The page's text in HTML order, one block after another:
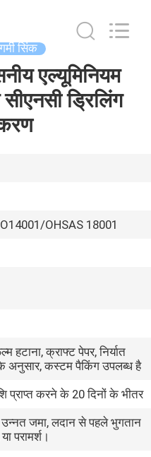
सिंक
एल्यूमिनियम
ड्रिलिंग
OHSAS 18001
हटाना, क्राफ्ट पेपर, निर्यात
अनुसार, कस्टम पैकिंग उपलब्ध है
प्राप्त करने के 20 दिनों के भीतर
उन्नत जमा, लदान से पहले भुगतान
परामर्श।